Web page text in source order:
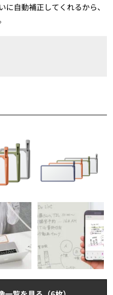
自動補正してくれるから、